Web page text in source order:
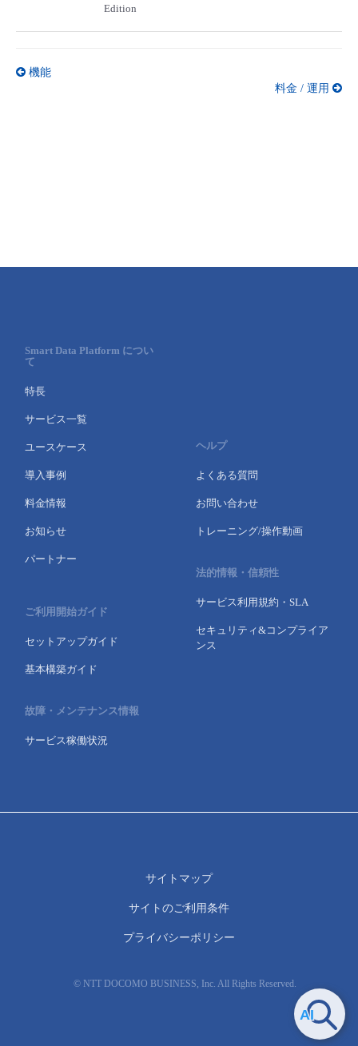
Edition
機能
料金 / 運用
Smart Data Platform につい
て
特長
サービス一覧
ユースケース
導入事例
料金情報
お知らせ
パートナー
ご利用開始ガイド
セットアップガイド
基本構築ガイド
故障・メンテナンス情報
サービス稼働状況
ヘルプ
よくある質問
お問い合わせ
トレーニング/操作動画
法的情報・信頼性
サービス利用規約・SLA
セキュリティ&コンプライア
ンス
© NTT DOCOMO BUSINESS, Inc. All Rights Reserved.
サイトマップ
サイトのご利用条件
プライバシーポリシー